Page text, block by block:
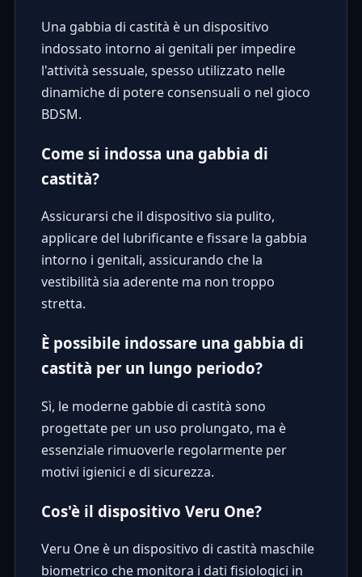
Una gabbia di castità è un dispositivo
indossato intorno ai genitali per impedire
l'attività sessuale, spesso utilizzato nelle
dinamiche di potere consensuali o nel gioco
BDSM.
Come si indossa una gabbia di
castità?
Assicurarsi che il dispositivo sia pulito,
applicare del lubrificante e fissare la gabbia
intorno i genitali, assicurando che la
vestibilità sia aderente ma non troppo
stretta.
È possibile indossare una gabbia di
castità per un lungo periodo?
Sì, le moderne gabbie di castità sono
progettate per un uso prolungato, ma è
essenziale rimuoverle regolarmente per
motivi igienici e di sicurezza.
Cos'è il dispositivo Veru One?
Veru One è un dispositivo di castità maschile
biometrico che monitora i dati fisiologici in